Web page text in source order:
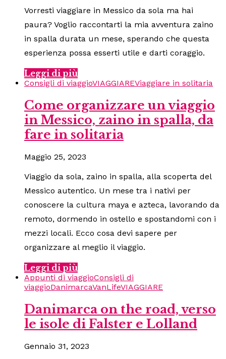
Vorresti viaggiare in Messico da sola ma hai
paura? Voglio raccontarti la mia avventura zaino
in spalla durata un mese, sperando che questa
esperienza possa esserti utile e darti coraggio.
Leggi di più
Consigli di viaggioVIAGGIAREViaggiare in solitaria
Come organizzare un viaggio
in Messico, zaino in spalla, da
fare in solitaria
Maggio 25, 2023
Viaggio da sola, zaino in spalla, alla scoperta del
Messico autentico. Un mese tra i nativi per
conoscere la cultura maya e azteca, lavorando da
remoto, dormendo in ostello e spostandomi con i
mezzi locali. Ecco cosa devi sapere per
organizzare al meglio il viaggio.
Leggi di più
Appunti di viaggioConsigli di
viaggioDanimarcaVanLifeVIAGGIARE
Danimarca on the road, verso
le isole di Falster e Lolland
Gennaio 31, 2023